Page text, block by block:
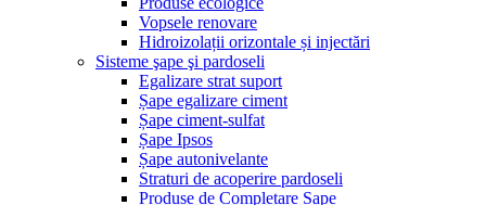
Vopsele renovare
Hidroizolații orizontale și injectări
Sisteme şape şi pardoseli
Egalizare strat suport
Șape egalizare ciment
Șape ciment-sulfat
Șape Ipsos
Șape autonivelante
Straturi de acoperire pardoseli
Produse de Completare Șape